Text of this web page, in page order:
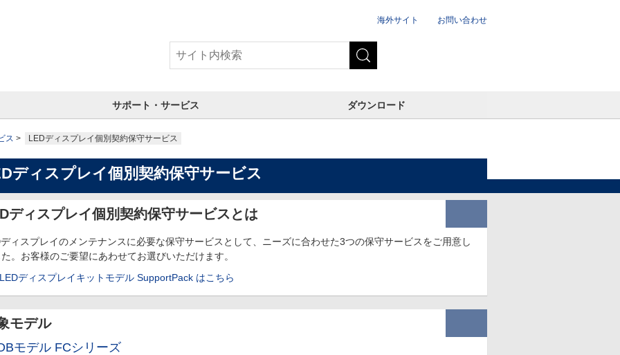
海外サイト お問い合わせ
サポート・サービス ダウンロード
ス LEDディスプレイ個別契約保守サービス
ディスプレイ個別契約保守サービス
ディスプレイ個別契約保守サービスとは
ィスプレイのメンテナンスに必要な保守サービスとして、ニーズに合わせた3つの保守サービスをご用意し
た。お客様のご要望にあわせてお選びいただけます。
LEDディスプレイキットモデル SupportPack はこちら
モデル
モデル FCシリーズ